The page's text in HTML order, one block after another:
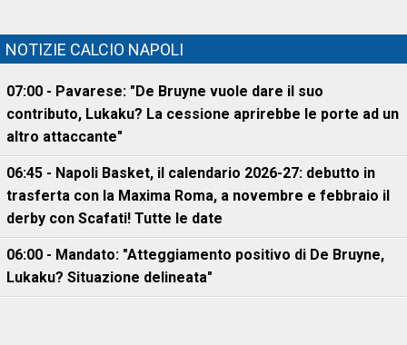
NOTIZIE CALCIO NAPOLI
07:00 - Pavarese: "De Bruyne vuole dare il suo
contributo, Lukaku? La cessione aprirebbe le porte ad un
altro attaccante"
06:45 - Napoli Basket, il calendario 2026-27: debutto in
trasferta con la Maxima Roma, a novembre e febbraio il
derby con Scafati! Tutte le date
06:00 - Mandato: "Atteggiamento positivo di De Bruyne,
Lukaku? Situazione delineata"